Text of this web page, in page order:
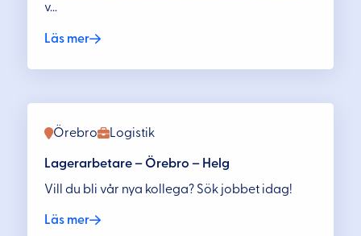
v...
Läs mer
Logistik
Örebro
Lagerarbetare – Örebro – Helg
Vill du bli vår nya kollega? Sök jobbet idag!
Läs mer